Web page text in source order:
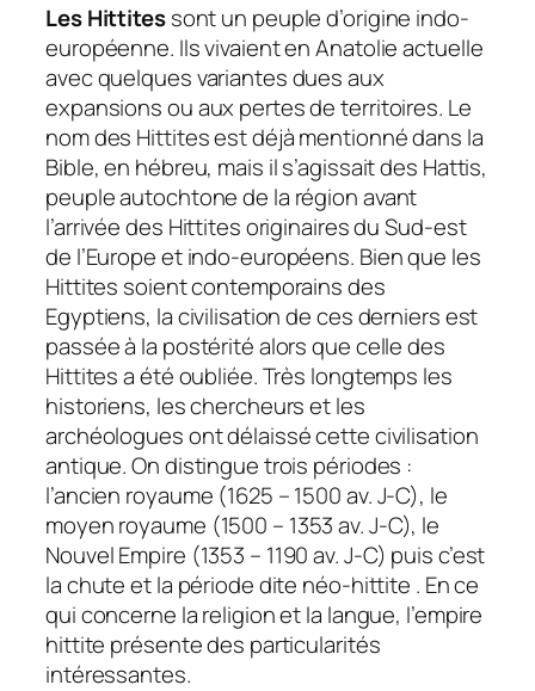
Les Hittitessont un peuple d’origine indo-
européenne. Ils vivaient en Anatolie actuelle
avec quelques variantes dues aux
expansions ou aux pertes de territoires. Le
nom des Hittites est déjà mentionné dans la
Bible, en hébreu, mais il s’agissait des Hattis,
peuple autochtone de la région avant
l’arrivée des Hittites originaires du Sud-est
de l’Europe et indo-européens. Bien que les
Hittites soient contemporains des
Egyptiens, la civilisation de ces derniers est
passée à la postérité alors que celle des
Hittites a été oubliée. Très longtemps les
historiens, les chercheurs et les
archéologues ont délaissé cette civilisation
antique. On distingue trois périodes :
l’ancien royaume (1625 – 1500 av. J-C), le
moyen royaume (1500 – 1353 av. J-C), le
Nouvel Empire (1353 – 1190 av. J-C) puis c’est
la chute et la période dite néo-hittite . En ce
qui concerne la religion et la langue, l’empire
hittite présente des particularités
intéressantes.